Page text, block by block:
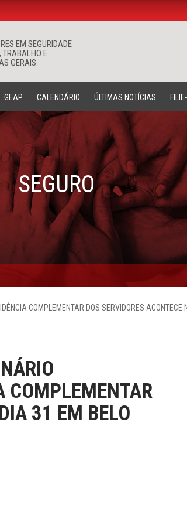
EM SEGURIDADE
TRABALHO E
GERAIS.
Buscar
GEAP CALENDÁRIO ÚLTIMAS NOTÍCIAS
SEGURO
COMPLEMENTAR DOS SERVIDORES ACONTECE
COMPLEMENTAR
31 EM BELO